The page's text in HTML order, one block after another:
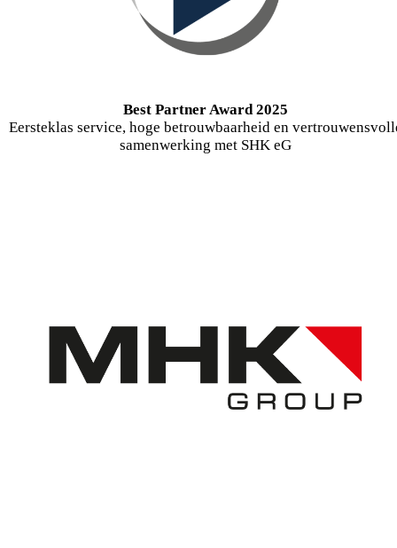
Best Partner Award 2025
Eersteklas service, hoge betrouwbaarheid en
samenwerking met SHK eG